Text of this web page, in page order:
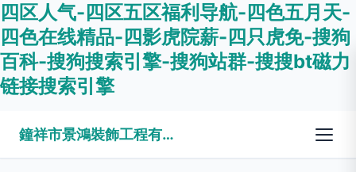
四区人气-四区五区福利导航-四色五月天-
四色在线精品-四影虎院薪-四只虎免-搜狗
百科-搜狗搜索引擎-搜狗站群-搜搜bt磁力
链接搜索引擎
鐘祥市景鴻裝飾工程有限公司